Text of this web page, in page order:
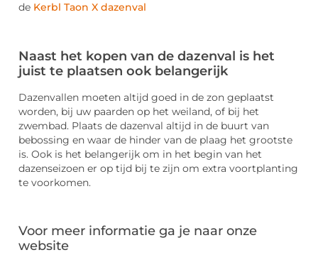
de Kerbl Taon X dazenval
Naast het kopen van de dazenval is het
juist te plaatsen ook belangerijk
Dazenvallen moeten altijd goed in de zon geplaatst
worden, bij uw paarden op het weiland, of bij het
zwembad. Plaats de dazenval altijd in de buurt van
bebossing en waar de hinder van de plaag het grootste
is. Ook is het belangerijk om in het begin van het
dazenseizoen er op tijd bij te zijn om extra voortplanting
te voorkomen.
Voor meer informatie ga je naar onze
website